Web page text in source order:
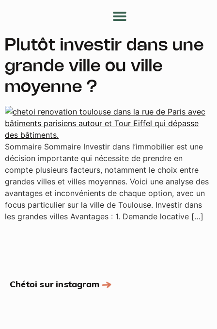
Plutôt investir dans une
grande ville ou ville
moyenne ?
Sommaire Sommaire Investir dans l’immobilier est une
décision importante qui nécessite de prendre en
compte plusieurs facteurs, notamment le choix entre
grandes villes et villes moyennes. Voici une analyse des
avantages et inconvénients de chaque option, avec un
focus particulier sur la ville de Toulouse. Investir dans
les grandes villes Avantages : 1. Demande locative […]
Chétoi sur instagram